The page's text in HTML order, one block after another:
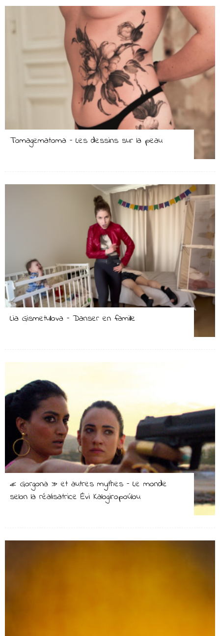
Tomagematoma – Les dessins sur la peau
Lia Gismetullova – Danser en famille
« Gorgona » et autres mythes – Le monde
selon la réalisatrice Évi Kalogiropoúlou